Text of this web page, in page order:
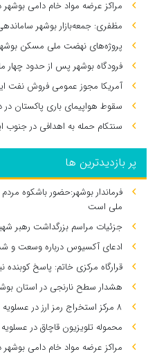
مراکز عرضه مواد خام دامی بوشهر
مظفری: جمعه‌بازار بوشهر
پروژه‌های نهضت ملی مسکن
فرودگاه بوشهر پس از حدود چهار
آمریکا مجوز عمومی فروش نفت
سقوط هواپیمای باری پاکستان در
سنتکام حمله به اهدافی در جنوب
پر بازدیدترین ها
فرماندار بوشهر:حضور باشکوه
ملی است
جزئیات مراسم بزرگداشت رهبر
ادعای آکسیوس درباره وسعت و
قرارگاه مرکزی خاتم: پاسخ
هشدار سطح نارنجی در استان
۸ مرکز استخراج رمز ارز در عسلویه متلاشی شد
محموله تلویزیون قاچاق در
مراکز عرضه مواد خام دامی بوشهر